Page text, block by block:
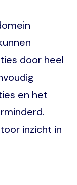
door heel
en het
inzicht in